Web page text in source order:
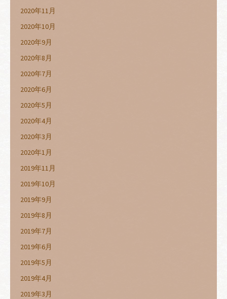
2020年11月
2020年10月
2020年9月
2020年8月
2020年7月
2020年6月
2020年5月
2020年4月
2020年3月
2020年1月
2019年11月
2019年10月
2019年9月
2019年8月
2019年7月
2019年6月
2019年5月
2019年4月
2019年3月